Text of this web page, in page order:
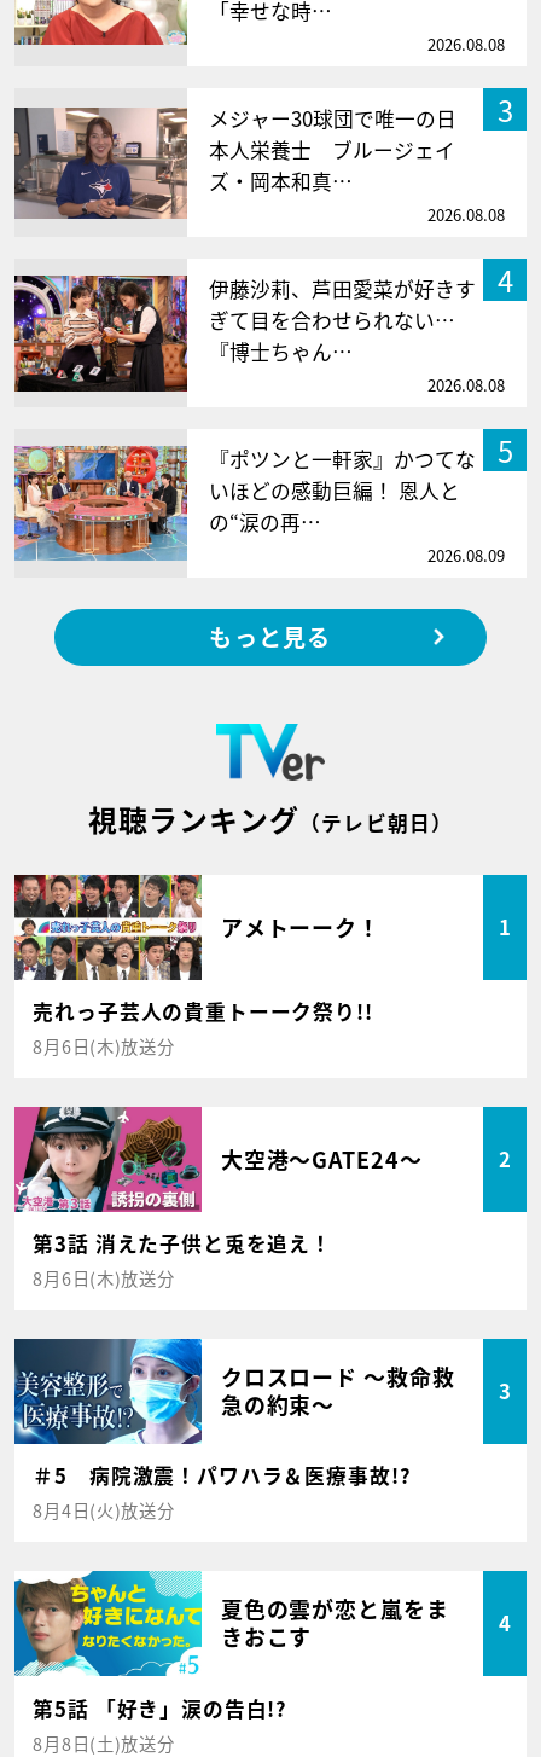
「幸せな時…
2026.08.08
3
メジャー30球団で唯一の日
本人栄養士 ブルージェイ
ズ・岡本和真…
2026.08.08
4
伊藤沙莉、芦田愛菜が好きす
ぎて目を合わせられない…
『博士ちゃん…
2026.08.08
5
『ポツンと一軒家』かつてな
いほどの感動巨編！ 恩人と
の“涙の再…
2026.08.09
もっと見る
視聴ランキング （テレビ朝日）
アメトーーク！ 1
売れっ子芸人の貴重トーーク祭り!!
8月6日(木)放送分
大空港～GATE24～ 2
第3話 消えた子供と兎を追え！
8月6日(木)放送分
クロスロード ～救命救
急の約束～
3
＃5 病院激震！パワハラ＆医療事故!?
8月4日(火)放送分
夏色の雲が恋と嵐をま
きおこす
4
第5話 「好き」涙の告白!?
8月8日(土)放送分